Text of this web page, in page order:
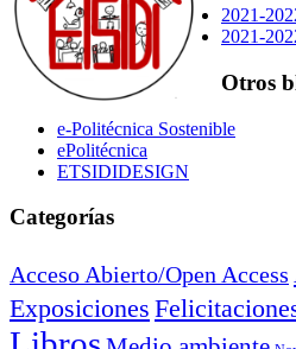
2021-
2021-
Otros
e-Politécnica Sostenible
ePolitécnica
ETSIDIDESIGN
Categorías
Acceso Abierto/Open Access
Exposiciones